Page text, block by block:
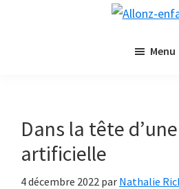
de
Nathalie
Riché
Menu
Dans la tête
artificielle
4 décembre 2022 par Nathalie